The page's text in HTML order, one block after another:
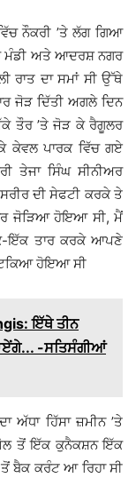
ਨੌਕਰੀ ’ਤੇ ਲੱਗ ਗਿਆ
ਮੰਡੀ ਅਤੇ ਆਦਰਸ਼ ਨਗਰ
ਰਾਤ ਦਾ ਸਮਾਂ ਸੀ ਉੱਥੇ
ਜੋੜ ਦਿੱਤੀ ਅਗਲੇ ਦਿਨ
ਤੌਰ ’ਤੇ ਜੋੜ ਕੇ ਰੈਗੂਲਰ
ਕੇਵਲ ਪਾਰਕ ਵਿੱਚ ਗਏ
ਤੇਜਾ ਸਿੰਘ ਸੀਨੀਅਰ
ਦੀ ਸੇਫਟੀ ਕਰਕੇ ਤੇ
ਜੋੜਿਆ ਹੋਇਆ ਸੀ, ਮੈਂ
ਇੱਕ ਤਾਰ ਕਰਕੇ ਆਪਣੇ
ਹੋਇਆ ਸੀ
ਇੱਥੇ ਤੀਨ
-ਸਤਿਸੰਗੀਆਂ
ਅੱਧਾ ਹਿੱਸਾ ਜ਼ਮੀਨ ’ਤੇ
ਤੋਂ ਇੱਕ ਕੁਨੈਕਸ਼ਨ ਇੱਕ
ਬੈਕ ਕਰੰਟ ਆ ਰਿਹਾ ਸੀ